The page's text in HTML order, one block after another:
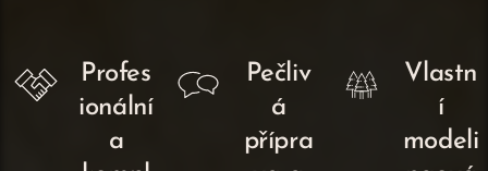
Profes
ionální
a
Pečliv
á
přípra
Vlastn
í
modeli